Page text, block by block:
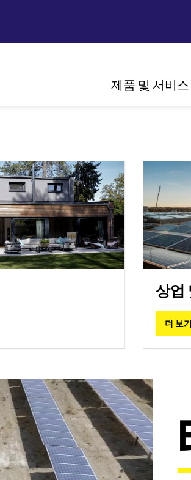
Main
navigation
제품 및 서비스
의 솔루션
정용
산업용
태양
스트링
센트럴
턴키 스
소프트
세
상업
더 보기